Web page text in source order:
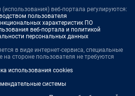
(использования) веб-портала регулируются:
пользователя
характеристик ПО
веб-портала и политикой
персональных данных
в виде интернет-сервиса, специальные
на стороне пользователя не требуются
использования cookies
системы